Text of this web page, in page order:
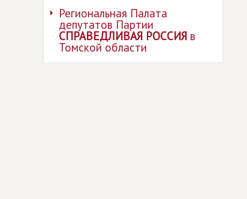
Региональная Палата
депутатов Партии
СПРАВЕДЛИВАЯ РОССИЯ в
Томской области